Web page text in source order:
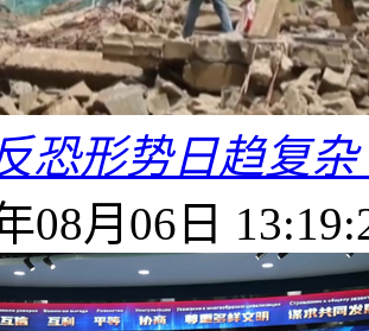
恐形势日趋复
08月06日